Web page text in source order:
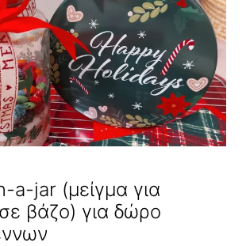
a-jar (μείγμα για
βάζο) για δώρο